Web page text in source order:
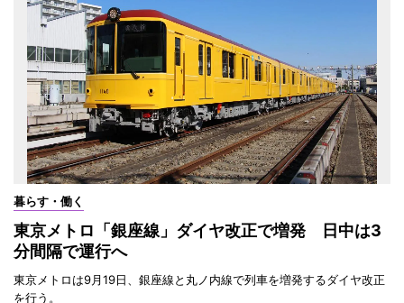
暮らす・働く
東京メトロ「銀座線」ダイヤ改正で増発 日中は3
分間隔で運行へ
東京メトロは9月19日、銀座線と丸ノ内線で列車を増発するダイヤ改正
を行う。